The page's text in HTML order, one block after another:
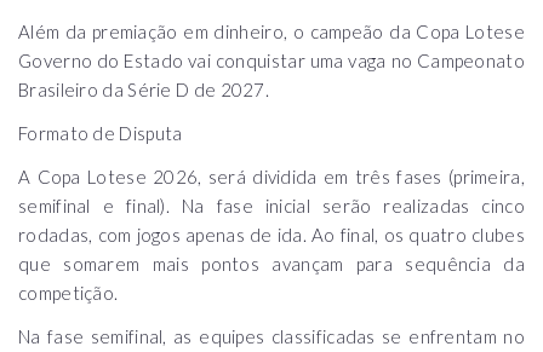
Além da premiação em dinheiro, o campeão da Copa Lotese
Governo do Estado vai conquistar uma vaga no Campeonato
Brasileiro da Série D de 2027.
Formato de Disputa
A Copa Lotese 2026, será dividida em três fases (primeira,
semifinal e final). Na fase inicial serão realizadas cinco
rodadas, com jogos apenas de ida. Ao final, os quatro clubes
que somarem mais pontos avançam para sequência da
competição.
Na fase semifinal, as equipes classificadas se enfrentam no